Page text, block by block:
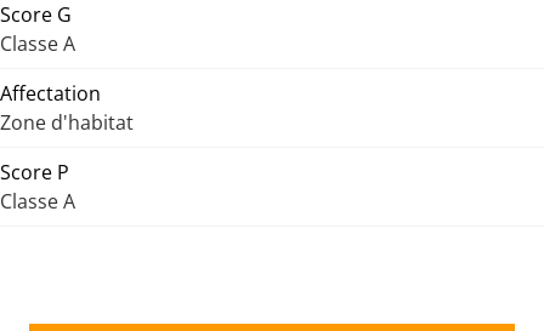
Score G
Classe A
Affectation
Zone d'habitat
Score P
Classe A